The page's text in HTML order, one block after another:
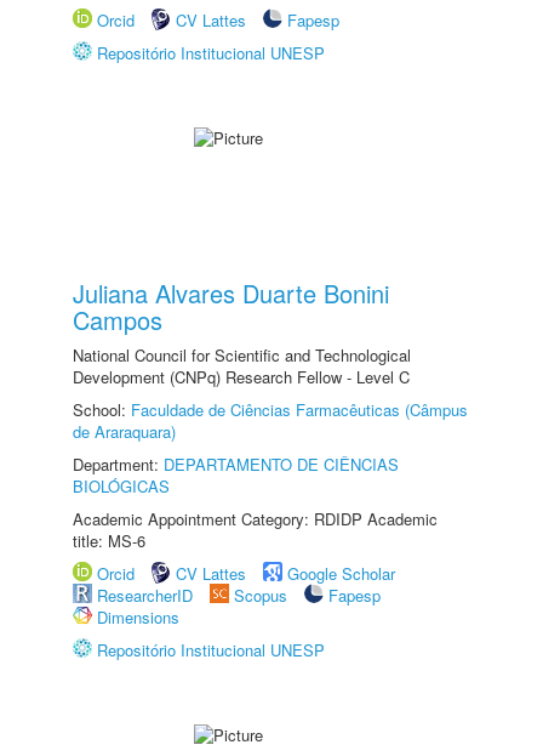
Orcid
CV Lattes
Fapesp
Repositório Institucional UNESP
Juliana Alvares Duarte Bonini
Campos
National Council for Scientific and Technological
Development (CNPq) Research Fellow - Level C
School: Faculdade de Ciências Farmacêuticas (Câmpus
de Araraquara)
Department: DEPARTAMENTO DE CIÊNCIAS
BIOLÓGICAS
Academic Appointment Category: RDIDP Academic
title: MS-6
Orcid
CV Lattes
Google Scholar
ResearcherID
Scopus
Fapesp
Dimensions
Repositório Institucional UNESP